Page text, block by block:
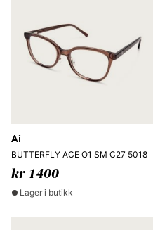
Ai
BUTTERFLY ACE O1 SM C27 5018
kr 1400
Lager i butikk